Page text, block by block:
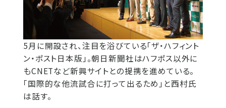
5月に開設され、注目を浴びている「ザ・ハフィント
ン・ポスト日本版」。朝日新聞社はハフポス以外に
もCNETなど新興サイトとの提携を進めている。
「国際的な他流試合に打って出るため」と西村氏
は話す。